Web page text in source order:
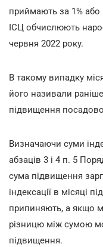
приймають за 1% або
ІСЦ обчислюють
червня 2022 року.
В такому випадку
його називали
підвищення
Визначаючи суми
абзаців 3 і 4 п. 5
сума підвищення
індексації в місяці
припиняють, а якщо
різницю між сумою
підвищення.